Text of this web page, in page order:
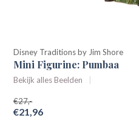
Disney Traditions by Jim Shore
Mini Figurine: Pumbaa
Bekijk alles Beelden
€27,-
€21,96